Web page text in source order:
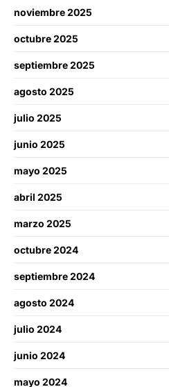
noviembre 2025
octubre 2025
septiembre 2025
agosto 2025
julio 2025
junio 2025
mayo 2025
abril 2025
marzo 2025
octubre 2024
septiembre 2024
agosto 2024
julio 2024
junio 2024
mayo 2024